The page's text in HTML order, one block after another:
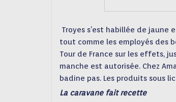
Troyes s’est habillée de
tout comme les employés des
Tour de France sur les effets,
manche est autorisée. Chez
badine pas. Les produits sous
La caravane fait recette